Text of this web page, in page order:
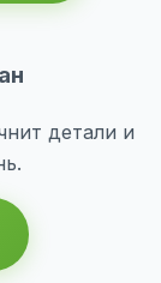
детали и